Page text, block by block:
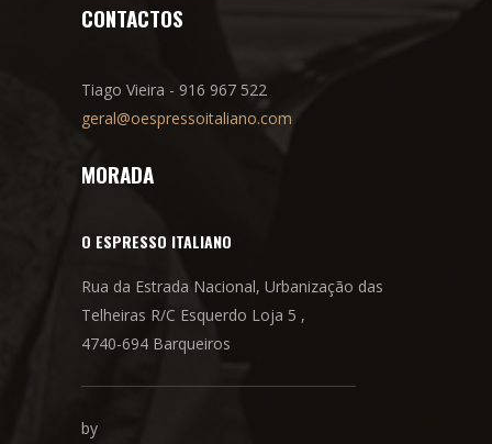
CONTACTOS
Tiago Vieira - 916 967 522
geral@oespressoitaliano.com
MORADA
O ESPRESSO ITALIANO
Rua da Estrada Nacional, Urbanização das
Telheiras R/C Esquerdo Loja 5 ,
4740-694 Barqueiros
by